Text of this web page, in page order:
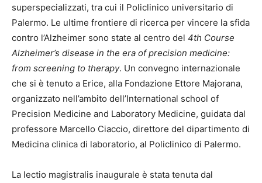
superspecializzati, tra cui il Policlinico universitario di
Palermo. Le ultime frontiere di ricerca per vincere la sfida
contro l’Alzheimer sono state al centro del 4th Course
Alzheimer’s disease in the era of precision medicine:
from screening to therapy. Un convegno internazionale
che si è tenuto a Erice, alla Fondazione Ettore Majorana,
organizzato nell’ambito dell’International school of
Precision Medicine and Laboratory Medicine, guidata dal
professore Marcello Ciaccio, direttore del dipartimento di
Medicina clinica di laboratorio, al Policlinico di Palermo.
La lectio magistralis inaugurale è stata tenuta dal